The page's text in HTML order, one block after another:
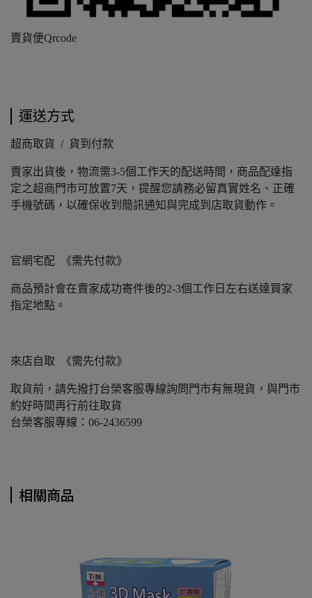
賣貨便Qrcode
運送方式
超商取貨 / 貨到付款
賣家出貨後，物流需3-5個工作天的配送時間，商品配達指
定之超商門市可放置7天，提醒您請務必留真實姓名、正確
手機號碼，以確保收到簡訊通知與完成到店取貨動作。
官網宅配 《需先付款》
商品預計會在賣家成功寄件後的2-3個工作日左右送達買家
指定地點。
來店自取 《需先付款》
取貨前，請先撥打台榮客服專線詢問門市有無現貨，與門市
約好時間再行前往取貨
台榮客服專線：06-2436599
相關商品